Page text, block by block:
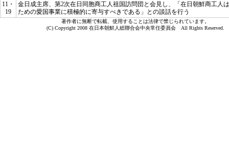
11・
19
金日成主席、第2次在日同胞商工人祖国訪問団と会見し、
「在日朝鮮商工人
ための愛国事業に積極的に寄与すべきである」
との談話を行う
著作者に無断で転載、使用することは法律で禁じられています。
(C) Copyright 2008 在日本朝鮮人総聯合会中央常任委員会 All Rights Reserved.